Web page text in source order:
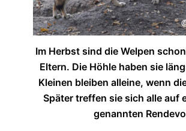
Im Herbst sind die Welpen
Eltern. Die Höhle haben sie
Kleinen bleiben alleine, wenn
Später treffen sie sich alle auf
genannten